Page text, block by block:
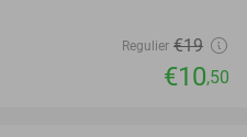
Regulier €19
€10,50